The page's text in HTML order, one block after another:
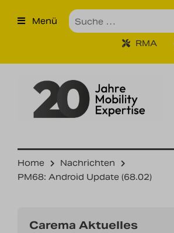
×
Robuste Industrie-Tablet PCs
Ruggedized Industrie
Handhelds
Tragbare Barcodescanner
Menü
RMA
Home
Nachrichten
PM68: Android Update (68.02)
Carema Aktuelles